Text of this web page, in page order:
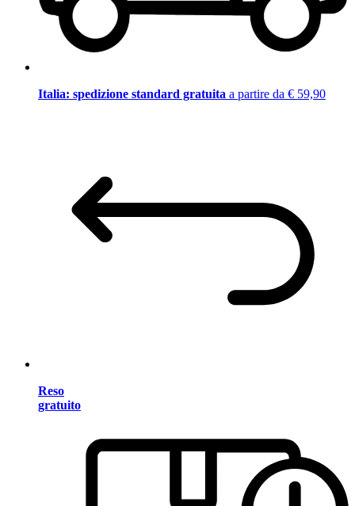
Italia: spedizione standard gratuita a partire da € 59,90
Reso
gratuito